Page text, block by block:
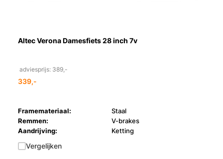
Altec Verona Damesfiets 28 inch 7v
adviesprijs: 389,-
339,-
Framemateriaal:
Staal
Remmen:
V-brakes
Aandrijving:
Ketting
Vergelijken